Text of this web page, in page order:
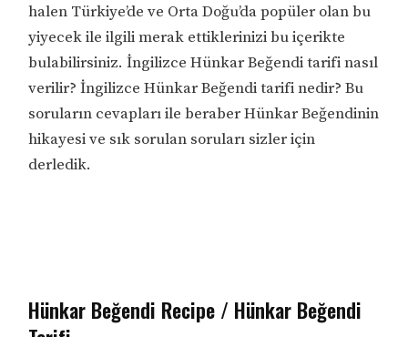
halen Türkiye’de ve Orta Doğu’da popüler olan bu
yiyecek ile ilgili merak ettiklerinizi bu içerikte
bulabilirsiniz. İngilizce Hünkar Beğendi tarifi nasıl
verilir? İngilizce Hünkar Beğendi tarifi nedir? Bu
soruların cevapları ile beraber Hünkar Beğendinin
hikayesi ve sık sorulan soruları sizler için
derledik.
Hünkar Beğendi Recipe / Hünkar Beğendi